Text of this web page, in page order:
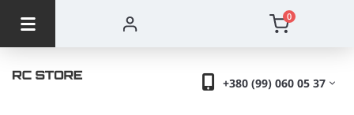
0
+380 (99) 060 05 37